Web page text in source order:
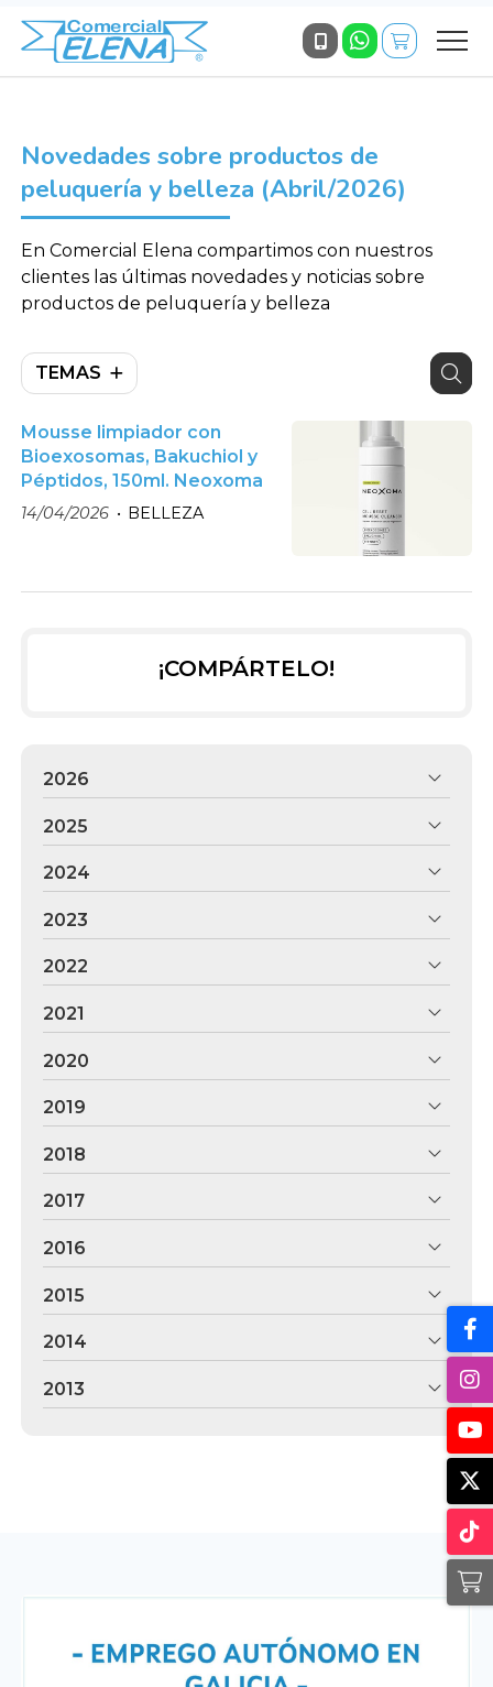
Novedades sobre productos de
peluquería y belleza (Abril/2026)
En Comercial Elena compartimos con nuestros
clientes las últimas novedades y noticias sobre
productos de peluquería y belleza
TEMAS
Mousse limpiador con
Bioexosomas, Bakuchiol y
Péptidos, 150ml. Neoxoma
14/04/2026 BELLEZA
¡COMPÁRTELO!
2026
2025
2024
2023
2022
2021
2020
2019
2018
2017
2016
2015
2014
2013